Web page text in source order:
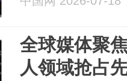
全球媒体聚
人领域抢占